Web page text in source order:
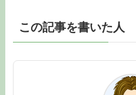
この記事を書いた人